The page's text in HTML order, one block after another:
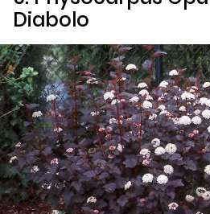
Diabolo